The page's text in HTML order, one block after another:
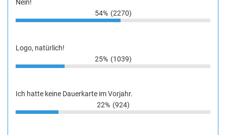
Nein!
54% (2270)
Logo, natürlich!
25% (1039)
Ich hatte keine Dauerkarte im Vorjahr.
22% (924)